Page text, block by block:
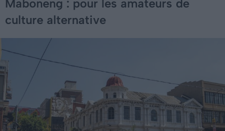
Maboneng : pour les amateurs de
culture alternative